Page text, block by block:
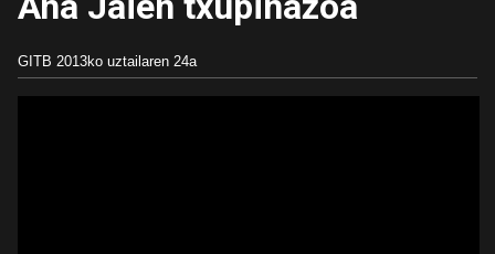
GITB 2013ko uztailaren 24a